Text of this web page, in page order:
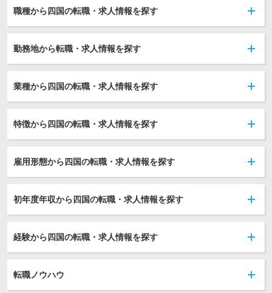
職種から四国の転職・求人情報を探す
勤務地から転職・求人情報を探す
業種から四国の転職・求人情報を探す
特徴から四国の転職・求人情報を探す
雇用形態から四国の転職・求人情報を探す
初年度年収から四国の転職・求人情報を探す
経験から四国の転職・求人情報を探す
転職ノウハウ